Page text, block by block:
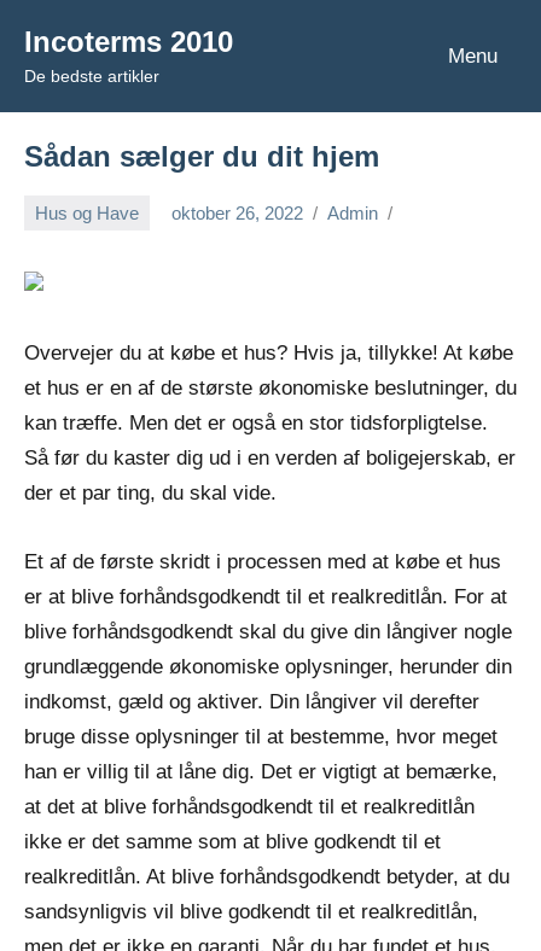
indhold
Incoterms 2010
De bedste artikler
Menu
Sådan sælger du dit hjem
Hus og Have oktober 26, 2022 Admin
Overvejer du at købe et hus? Hvis ja, tillykke! At købe
et hus er en af de største økonomiske beslutninger, du
kan træffe. Men det er også en stor tidsforpligtelse.
Så før du kaster dig ud i en verden af boligejerskab, er
der et par ting, du skal vide.
Et af de første skridt i processen med at købe et hus
er at blive forhåndsgodkendt til et realkreditlån. For at
blive forhåndsgodkendt skal du give din långiver nogle
grundlæggende økonomiske oplysninger, herunder din
indkomst, gæld og aktiver. Din långiver vil derefter
bruge disse oplysninger til at bestemme, hvor meget
han er villig til at låne dig. Det er vigtigt at bemærke,
at det at blive forhåndsgodkendt til et realkreditlån
ikke er det samme som at blive godkendt til et
realkreditlån. At blive forhåndsgodkendt betyder, at du
sandsynligvis vil blive godkendt til et realkreditlån,